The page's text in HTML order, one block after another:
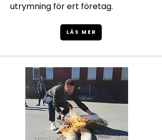
utrymning för ert företag.
LÄS MER